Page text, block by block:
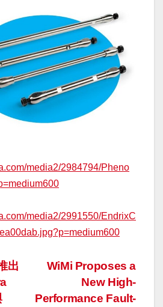
media2/2984794/Pheno
media2/2991550/EndrixC
WiMi Proposes a
New High-
Performance Fault-
出